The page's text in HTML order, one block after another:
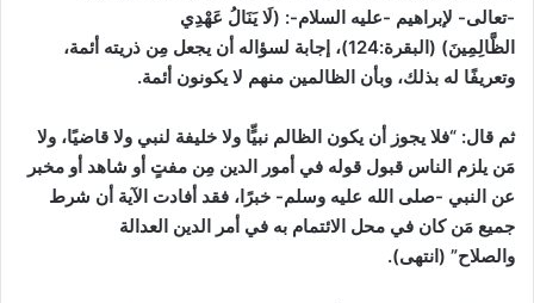
-تعالى- لإبراهيم -عليه السلام-: (لَا يَنَالُ عَهْدِي
الظَّالِمِينَ) (البقرة:124)
، إجابة لسؤاله أن يجعل مِن ذريته أئمة،
وتعريفًا له بذلك، وبأن الظالمين منهم لا يكونون أئمة.
ثم قال: “فلا يجوز أن يكون الظالم نبيٍّا ولا خليفة لنبي ولا قاضيًا، ولا
مَن يلزم الناس قبول قوله في أمور الدين مِن مفتٍ أو شاهد أو مخبر
عن النبي -صلى الله عليه وسلم- خبرًا، فقد أفادت الآية أن شرط
جميع مَن كان في محل الائتمام به في أمر الدين العدالة
والصلاح” (انتهى).